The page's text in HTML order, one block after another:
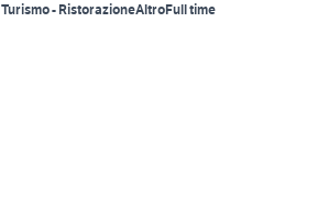
Turismo - RistorazioneAltroFull time